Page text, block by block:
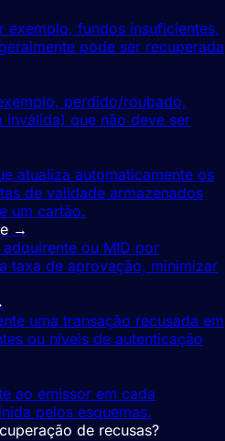
exemplo, fundos insuficientes,
pode ser recuperada
perdido/roubado,
que não deve ser
atualiza automaticamente os
de validade armazenados
um cartão.
→
ou MID por
taxa de aprovação, minimizar
uma transação recusada em
ou níveis de autenticação
ao emissor em cada
pelos esquemas.
de recusas?